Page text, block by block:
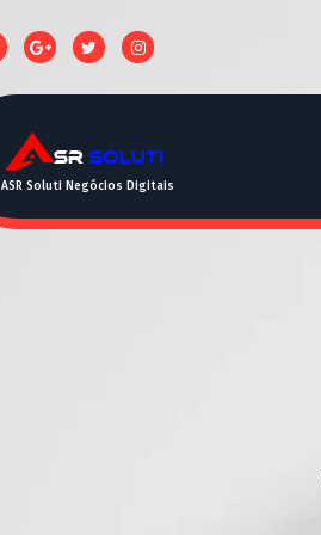
ASR Soluti Negócios Digitais